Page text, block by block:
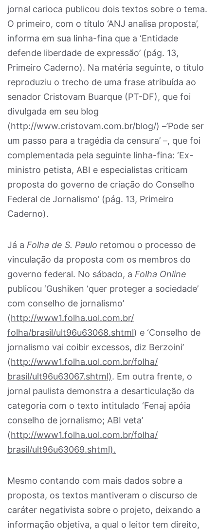
jornal carioca publicou dois textos sobre o tema.
O primeiro, com o título ‘ANJ analisa proposta’,
informa em sua linha-fina que a ‘Entidade
defende liberdade de expressão’ (pág. 13,
Primeiro Caderno). Na matéria seguinte, o título
reproduziu o trecho de uma frase atribuída ao
senador Cristovam Buarque (PT-DF), que foi
divulgada em seu blog
(http://www.cristovam.com.br/blog/) –’Pode ser
um passo para a tragédia da censura’ –, que foi
complementada pela seguinte linha-fina: ‘Ex-
ministro petista, ABI e especialistas criticam
proposta do governo de criação do Conselho
Federal de Jornalismo’ (pág. 13, Primeiro
Caderno).
Já a Folha de S. Paulo retomou o processo de
vinculação da proposta com os membros do
governo federal. No sábado, a Folha Online
publicou ‘Gushiken ‘quer proteger a sociedade’
com conselho de jornalismo’
(http://www1.folha.uol.com.br/
folha/brasil/ult96u63068.shtml) e ‘Conselho de
jornalismo vai coibir excessos, diz Berzoini’
(http://www1.folha.uol.com.br/folha/
brasil/ult96u63067.shtml). Em outra frente, o
jornal paulista demonstra a desarticulação da
categoria com o texto intitulado ‘Fenaj apóia
conselho de jornalismo; ABI veta’
(http://www1.folha.uol.com.br/folha/
brasil/ult96u63069.shtml).
Mesmo contando com mais dados sobre a
proposta, os textos mantiveram o discurso de
caráter negativista sobre o projeto, deixando a
informação objetiva, a qual o leitor tem direito,